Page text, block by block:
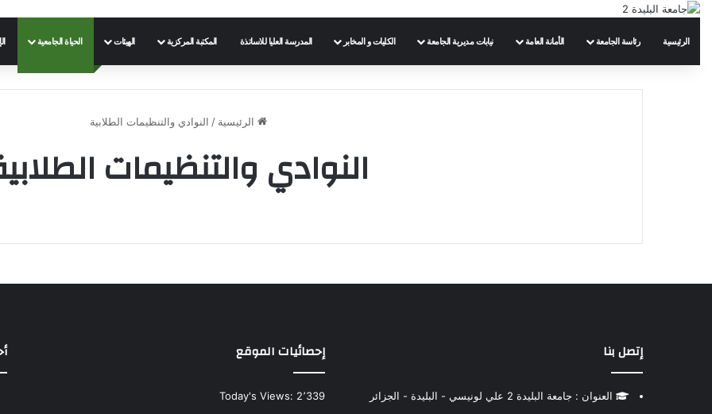
الرئيسية رئاسة الجامعة الأمانة العامة نيابات مديرية الجامعة الكليات و المخابر المدرسة العليا للاساتذة المكتبة المركزية الهيئات الحياة الجامعية
الرئيسية / النوادي والتنظيمات الطلابية
النوادي والتنظيمات
إتصل بنا
العنوان : جامعة البليدة 2 علي لونيسي - البليدة - الجزائر
إحصائيات الموقع
Today's Views: 2٬339